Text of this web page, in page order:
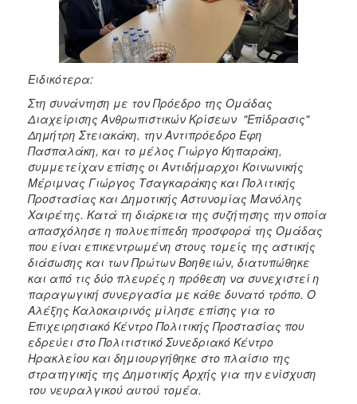
Ειδικότερα:
Στη συνάντηση με τον Πρόεδρο της Ομάδας
Διαχείρισης Ανθρωπιστικών Κρίσεων "Επίδρασις"
Δημήτρη Στειακάκη, την Αντιπρόεδρο Έφη
Πασπαλάκη, και το μέλος Γιώργο Κηπαράκη,
συμμετείχαν επίσης οι Αντιδήμαρχοι Κοινωνικής
Μέριμνας Γιώργος Τσαγκαράκης και Πολιτικής
Προστασίας και Δημοτικής Αστυνομίας Μανόλης
Χαιρέτης. Κατά τη διάρκεια της συζήτησης την οποία
απασχόλησε η πολυεπίπεδη προσφορά της Ομάδας
που είναι επικεντρωμένη στους τομείς της αστικής
διάσωσης και των Πρώτων Βοηθειών, διατυπώθηκε
και από τις δύο πλευρές η πρόθεση να συνεχιστεί η
παραγωγική συνεργασία με κάθε δυνατό τρόπο. Ο
Αλέξης Καλοκαιρινός μίλησε επίσης για το
Επιχειρησιακό Κέντρο Πολιτικής Προστασίας που
εδρεύει στο Πολιτιστικό Συνεδριακό Κέντρο
Ηρακλείου και δημιουργήθηκε στο πλαίσιο της
στρατηγικής της Δημοτικής Αρχής για την ενίσχυση
του νευραλγικού αυτού τομέα.